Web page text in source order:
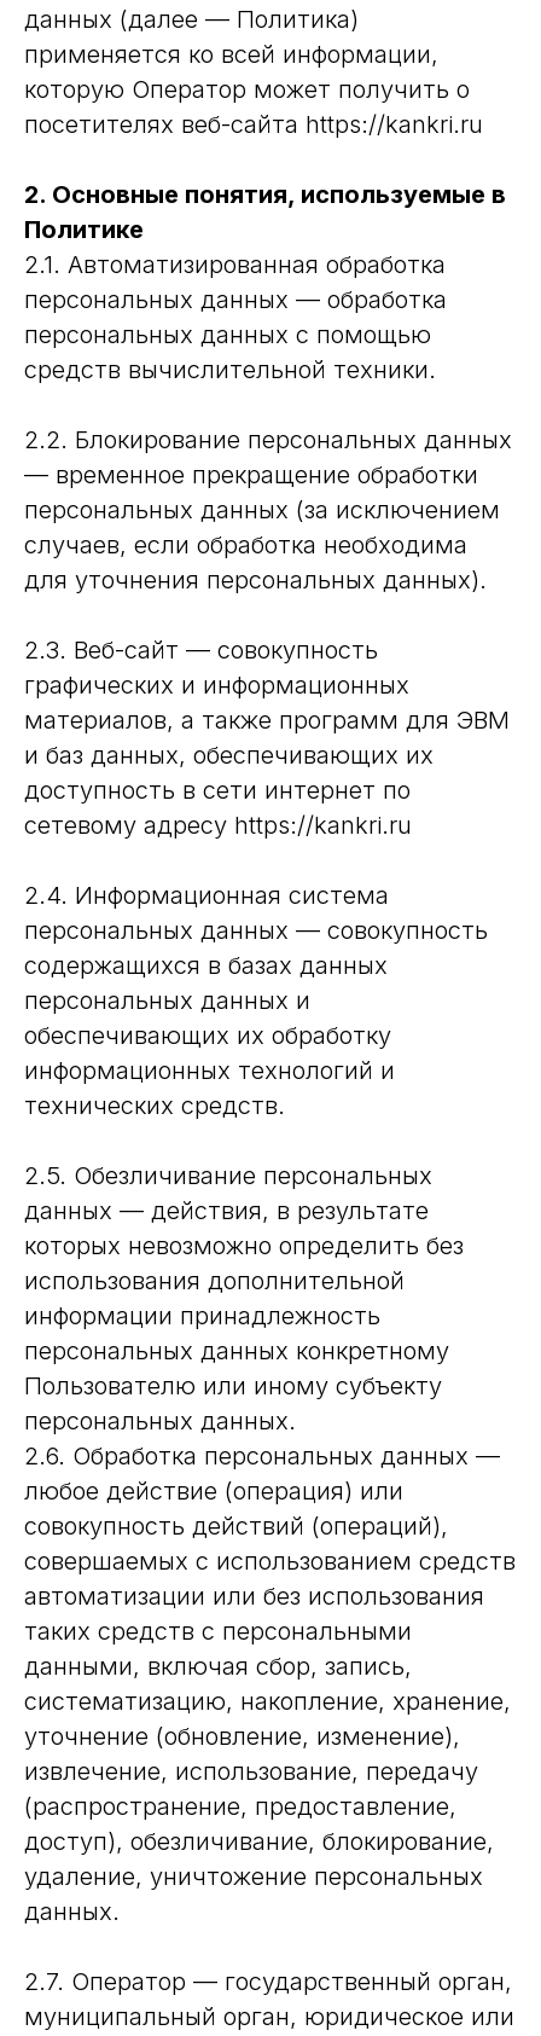
данных (далее — Политика)
применяется ко всей информации,
которую Оператор может получить о
посетителях веб-сайта https://kankri.ru
2. Основные понятия, используемые в
Политике
2.1. Автоматизированная обработка
персональных данных — обработка
персональных данных с помощью
средств вычислительной техники.
2.2. Блокирование персональных данных
— временное прекращение обработки
персональных данных (за исключением
случаев, если обработка необходима
для уточнения персональных данных).
2.3. Веб-сайт — совокупность
графических и информационных
материалов, а также программ для ЭВМ
и баз данных, обеспечивающих их
доступность в сети интернет по
сетевому адресу https://kankri.ru
2.4. Информационная система
персональных данных — совокупность
содержащихся в базах данных
персональных данных и
обеспечивающих их обработку
информационных технологий и
технических средств.
2.5. Обезличивание персональных
данных — действия, в результате
которых невозможно определить без
использования дополнительной
информации принадлежность
персональных данных конкретному
Пользователю или иному субъекту
персональных данных.
2.6. Обработка персональных данных —
любое действие (операция) или
совокупность действий (операций),
совершаемых с использованием средств
автоматизации или без использования
таких средств с персональными
данными, включая сбор, запись,
систематизацию, накопление, хранение,
уточнение (обновление, изменение),
извлечение, использование, передачу
(распространение, предоставление,
доступ), обезличивание, блокирование,
удаление, уничтожение персональных
данных.
2.7. Оператор — государственный орган,
муниципальный орган, юридическое или